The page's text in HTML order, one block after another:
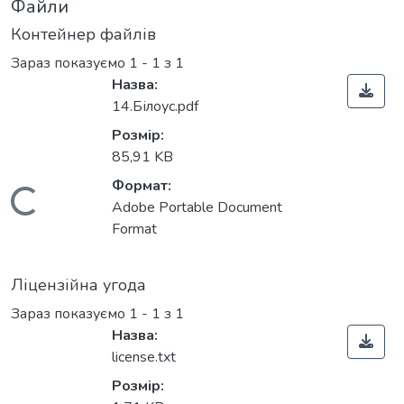
Файли
Контейнер файлів
Зараз показуємо 1 - 1 з 1
Вантажиться...
Назва:
14.Білоус.pdf
Розмір:
85,91 KB
Формат:
Adobe Portable Document
Format
Ліцензійна угода
Зараз показуємо 1 - 1 з 1
Назва:
license.txt
Розмір: